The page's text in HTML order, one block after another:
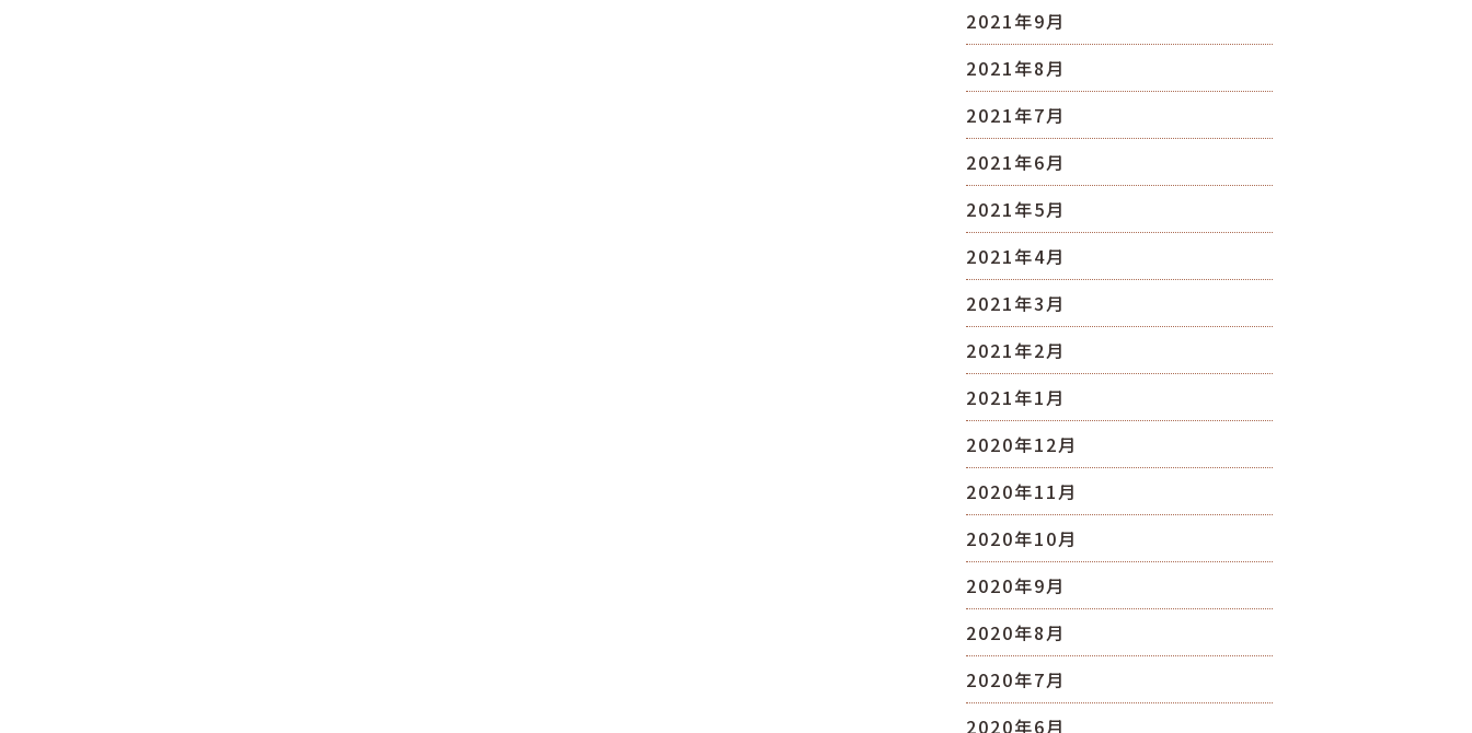
2021年9月
2021年8月
2021年7月
2021年6月
2021年5月
2021年4月
2021年3月
2021年2月
2021年1月
2020年12月
2020年11月
2020年10月
2020年9月
2020年8月
2020年7月
2020年6月